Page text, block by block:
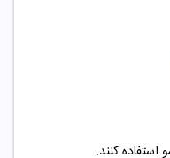
استفاده کنند.